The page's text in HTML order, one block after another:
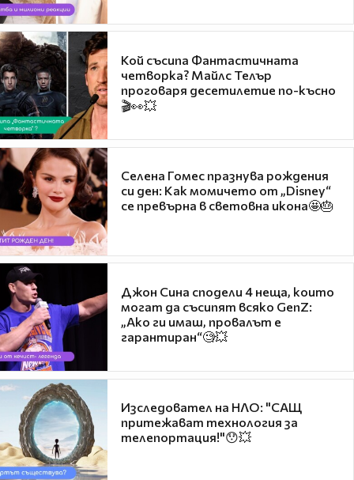
Кой съсипа Фантастичната
четворка? Майлс Телър
проговаря десетилетие по-късно
🎬👀💥
Селена Гомес празнува рождения
си ден: Как момичето от „Disney“
се превърна в световна икона🤩🎂
Джон Сина сподели 4 неща, които
могат да съсипят всяко GenZ:
„Ако ги имаш, провалът е
гарантиран“🧐💥
Изследовател на НЛО: "САЩ
притежават технология за
телепортация!"😯💥